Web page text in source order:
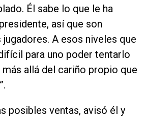
Él sabe lo que le ha
así que son
A esos niveles que
para uno poder tentarlo
más allá del cariño propio que
posibles ventas, avisó él y